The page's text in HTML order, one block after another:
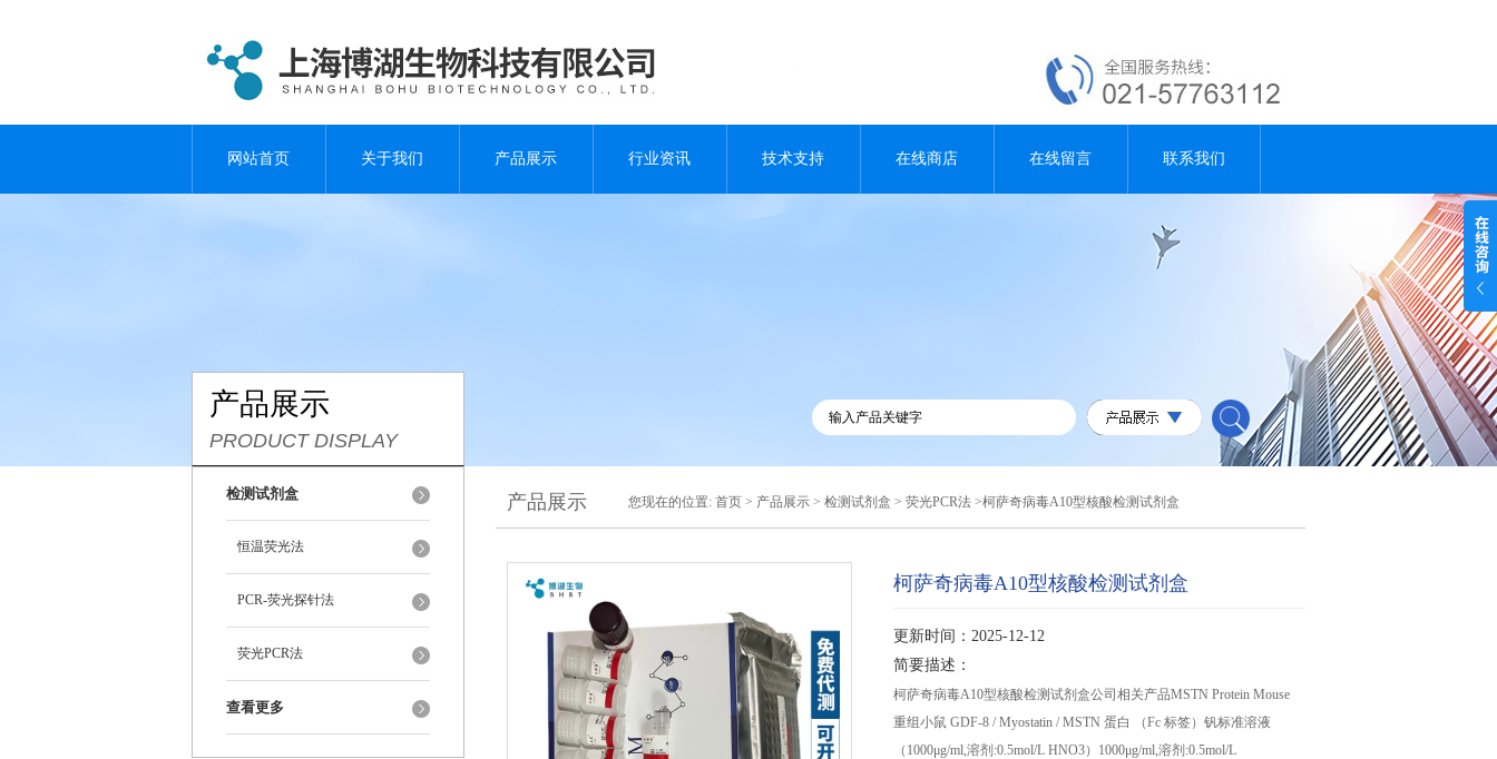
网站首页 关于我们 产品展示 行业资讯 技术支持 在线商店 在线留言 联系我们
产品展示
PRODUCT DISPLAY
检测试剂盒
恒温荧光法
PCR-荧光探针法
荧光PCR法
查看更多
产品展示 您现在的位置: 首页 > 产品展示 > 检测试剂盒 > 荧光PCR法 >柯萨奇病毒A10型核酸检测试剂盒
柯萨奇病毒A10型核酸检测试剂盒
更新时间：2025-12-12
简要描述：
柯萨奇病毒A10型核酸检测试剂盒公司相关产品MSTN Protein Mouse
重组小鼠 GDF-8 / Myostatin / MSTN 蛋白 （Fc 标签）钒标准溶液
（1000μg/ml,溶剂:0.5mol/L HNO3）1000μg/ml,溶剂:0.5mol/L